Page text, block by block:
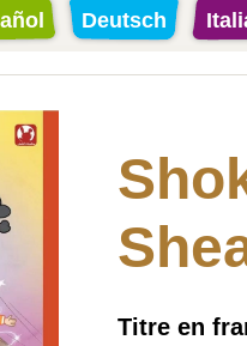
Deutsch
Titre en